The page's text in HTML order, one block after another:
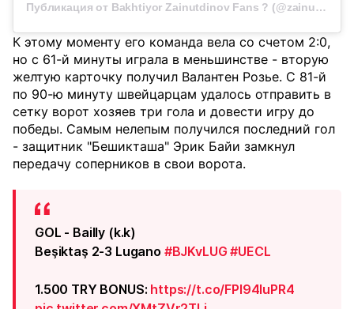
Публикация от Bakhtiyor Zainutdinov Fans ? (@zainutdinov.fans)
К этому моменту его команда вела со счетом 2:0,
но с 61-й минуты играла в меньшинстве - вторую
желтую карточку получил Валантен Розье. С 81-й
по 90-ю минуту швейцарцам удалось отправить в
сетку ворот хозяев три гола и довести игру до
победы. Самым нелепым получился последний гол
- защитник "Бешикташа" Эрик Байи замкнул
передачу соперников в свои ворота.
GOL - Bailly (k.k)
Beşiktaş 2-3 Lugano #BJKvLUG #UECL
1.500 TRY BONUS: https://t.co/FPl94luPR4